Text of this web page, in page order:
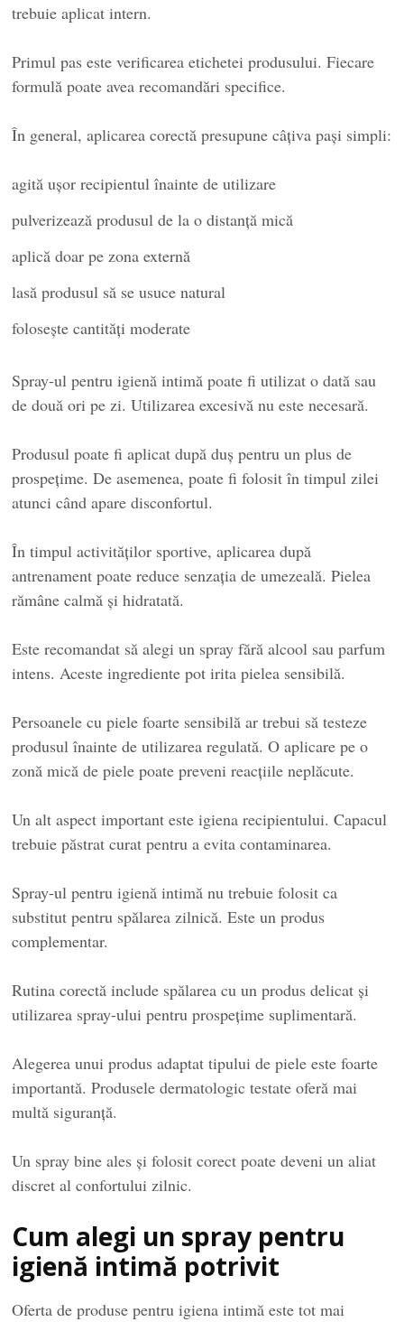
trebuie aplicat intern.
Primul pas este verificarea etichetei produsului. Fiecare
formulă poate avea recomandări specifice.
În general, aplicarea corectă presupune câțiva pași simpli:
agită ușor recipientul înainte de utilizare
pulverizează produsul de la o distanță mică
aplică doar pe zona externă
lasă produsul să se usuce natural
folosește cantități moderate
Spray-ul pentru igienă intimă poate fi utilizat o dată sau
de două ori pe zi. Utilizarea excesivă nu este necesară.
Produsul poate fi aplicat după duș pentru un plus de
prospețime. De asemenea, poate fi folosit în timpul zilei
atunci când apare disconfortul.
În timpul activităților sportive, aplicarea după
antrenament poate reduce senzația de umezeală. Pielea
rămâne calmă și hidratată.
Este recomandat să alegi un spray fără alcool sau parfum
intens. Aceste ingrediente pot irita pielea sensibilă.
Persoanele cu piele foarte sensibilă ar trebui să testeze
produsul înainte de utilizarea regulată. O aplicare pe o
zonă mică de piele poate preveni reacțiile neplăcute.
Un alt aspect important este igiena recipientului. Capacul
trebuie păstrat curat pentru a evita contaminarea.
Spray-ul pentru igienă intimă nu trebuie folosit ca
substitut pentru spălarea zilnică. Este un produs
complementar.
Rutina corectă include spălarea cu un produs delicat și
utilizarea spray-ului pentru prospețime suplimentară.
Alegerea unui produs adaptat tipului de piele este foarte
importantă. Produsele dermatologic testate oferă mai
multă siguranță.
Un spray bine ales și folosit corect poate deveni un aliat
discret al confortului zilnic.
Cum alegi un spray pentru
igienă intimă potrivit
Oferta de produse pentru igiena intimă este tot mai